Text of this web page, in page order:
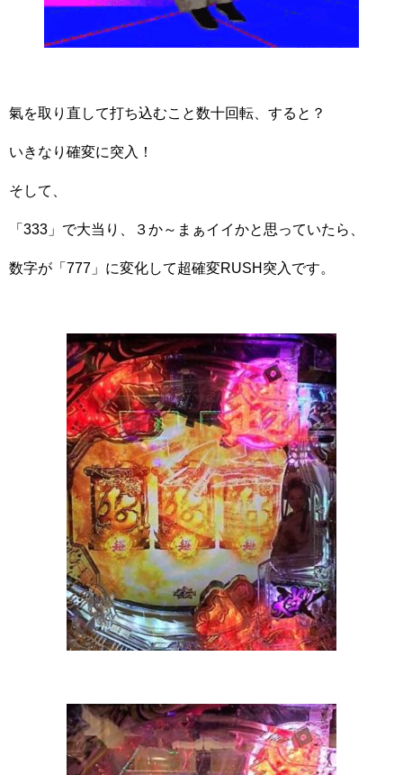
氣を取り直して打ち込むこと数十回転、すると？
いきなり確変に突入！
そして、
「333」で大当り、３か～まぁイイかと思っていたら、
数字が「777」に変化して超確変RUSH突入です。